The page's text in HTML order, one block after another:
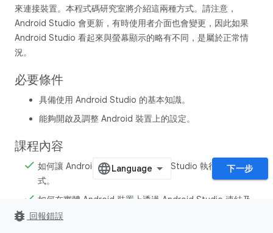
來連接裝置。本程式碼研究室將介紹這兩種方式。請注意，
Android Studio 會更新，有時使用者介面也會變更，因此如果
Android Studio 看起來與螢幕顯示的略有不同，是屬於正常情
況。
必要條件
具備使用 Android Studio 的基本知識。
能夠開啟及調整 Android 裝置上的設定。
課程內容
如何讓 Android 裝置透過 Android Studio 執行應用程
式。
如何在實體 Android 裝置上透過 Android Studio 連結及
執行應用程式。
下一步
bug_report 回報錯誤